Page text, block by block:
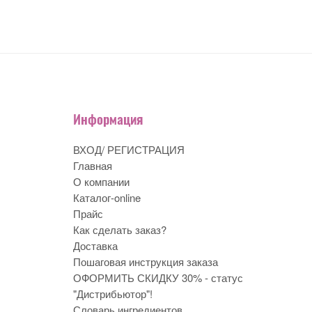
Информация
ВХОД/ РЕГИСТРАЦИЯ
Главная
О компании
Каталог-online
Прайс
Как сделать заказ?
Доставка
Пошаговая инструкция заказа
ОФОРМИТЬ СКИДКУ 30% - статус
"Дистрибьютор"!